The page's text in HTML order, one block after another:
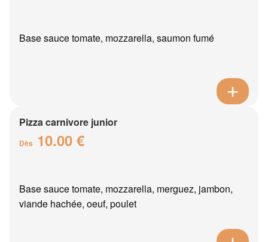
Base sauce tomate, mozzarella, saumon fumé
Pizza carnivore junior
Dès 10.00 €
Base sauce tomate, mozzarella, merguez, jambon,
viande hachée, oeuf, poulet